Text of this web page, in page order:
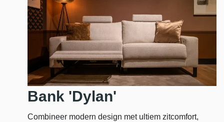
Bank 'Dylan'
Combineer modern design met ultiem zitcomfort,